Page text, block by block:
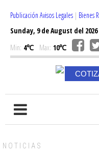
Publicación Avisos Legales | Bienes
Sunday, 9 de August del 2026
Min: 4℃ Max: 10℃
NOTICIAS